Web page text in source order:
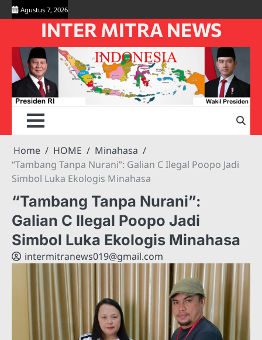
Skip
to
Agustus 7, 2026
INTER MITRA NEWS
Home HOME
Minahasa
“Tambang Tanpa Nurani”: Galian C Ilegal Poopo Jadi
Simbol Luka Ekologis Minahasa
“Tambang Tanpa Nurani”:
Galian C Ilegal Poopo Jadi
Simbol Luka Ekologis Minahasa
intermitranews019@gmail.com